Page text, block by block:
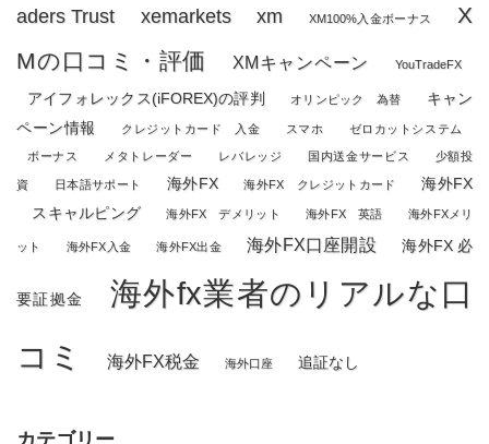
aders Trust
xemarkets xm XM100%入金ボーナス
X
Mの口コミ・評価
XMキャンペーン YouTradeFX
アイフォレックス(iFOREX)の評判 オリンピック 為替
キャン
ペーン情報
クレジットカード 入金 スマホ ゼロカットシステム
ボーナス メタトレーダー レバレッジ 国内送金サービス 少額投
資 日本語サポート 海外FX 海外FX クレジットカード
海外FX
スキャルピング
海外FX デメリット 海外FX 英語 海外FXメリ
ット 海外FX入金 海外FX出金 海外FX口座開設 海外FX 必
要証拠金
海外fx業者のリアルな口
コミ
海外FX税金 海外口座 追証なし
カテゴリー